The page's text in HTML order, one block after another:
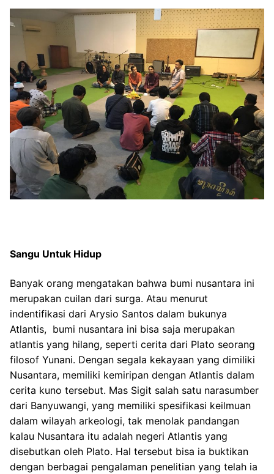
Sangu Untuk Hidup
Banyak orang mengatakan bahwa bumi nusantara ini
merupakan cuilan dari surga. Atau menurut
indentifikasi dari Arysio Santos dalam bukunya
Atlantis, bumi nusantara ini bisa saja merupakan
atlantis yang hilang, seperti cerita dari Plato seorang
filosof Yunani. Dengan segala kekayaan yang dimiliki
Nusantara, memiliki kemiripan dengan Atlantis dalam
cerita kuno tersebut. Mas Sigit salah satu narasumber
dari Banyuwangi, yang memiliki spesifikasi keilmuan
dalam wilayah arkeologi, tak menolak pandangan
kalau Nusantara itu adalah negeri Atlantis yang
disebutkan oleh Plato. Hal tersebut bisa ia buktikan
dengan berbagai pengalaman penelitian yang telah ia